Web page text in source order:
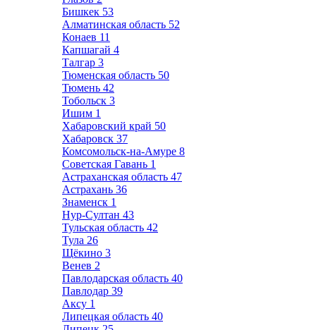
Бишкек 53
Алматинская область 52
Конаев 11
Капшагай 4
Талгар 3
Тюменская область 50
Тюмень 42
Тобольск 3
Ишим 1
Хабаровский край 50
Хабаровск 37
Комсомольск-на-Амуре 8
Советская Гавань 1
Астраханская область 47
Астрахань 36
Знаменск 1
Нур-Султан 43
Тульская область 42
Тула 26
Щёкино 3
Венев 2
Павлодарская область 40
Павлодар 39
Аксу 1
Липецкая область 40